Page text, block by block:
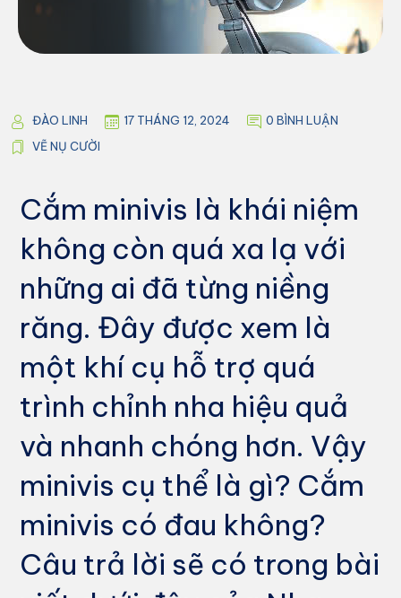
ĐÀO LINH 17 THÁNG 12, 2024
0 BÌNH LUẬN
VẼ NỤ CƯỜI
Cắm minivis là khái niệm
không còn quá xa lạ với
những ai đã từng niềng
răng. Đây được xem là
một khí cụ hỗ trợ quá
trình chỉnh nha hiệu quả
và nhanh chóng hơn. Vậy
minivis cụ thể là gì? Cắm
minivis có đau không?
Câu trả lời sẽ có trong bài